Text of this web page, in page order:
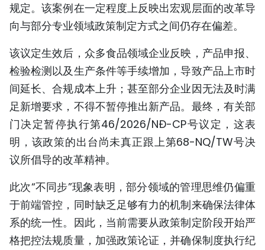
规定。该案例在一定程度上反映出宏观层面的改革导
向与部分专业领域政策制定方式之间仍存在偏差。
该议定生效后，众多食品领域企业反映，产品申报、
检验检测以及生产条件等手续增加，导致产品上市时
间延长、合规成本上升；甚至部分企业因无法及时满
足新增要求，不得不暂停推出新产品。最终，有关部
门决定暂停执行第46/2026/NĐ-CP号议定，这表
明，该政策的出台尚未真正跟上第68-NQ/TW号决
议所倡导的改革精神。
此次“不同步”现象表明，部分领域的管理思维仍偏重
于前端管控，同时缺乏足够有力的机制来确保法律体
系的统一性。因此，当前需要从政策制定阶段开始严
格把控法规质量，加强政策论证，并确保制度执行纪